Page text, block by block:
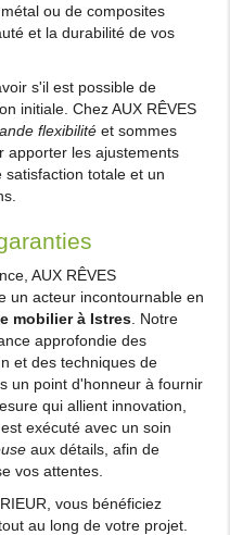
ou de composites
et la durabilité de vos
s'il est possible de
initiale. Chez AUX RÊVES
flexibilité et sommes
apporter les ajustements
totale et un
AUX RÊVES
un acteur incontournable en
mobilier à Istres . Notre
approfondie des
et des techniques de
un point d'honneur à fournir
qui allient innovation,
exécuté avec un soin
aux détails, afin de
vos attentes.
vous bénéficiez
au long de votre projet.